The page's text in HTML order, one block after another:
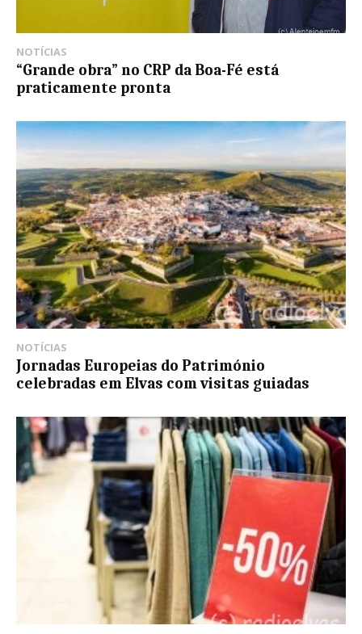
NOTÍCIAS
“Grande obra” no CRP da Boa-Fé está
praticamente pronta
NOTÍCIAS
Jornadas Europeias do Património
celebradas em Elvas com visitas guiadas